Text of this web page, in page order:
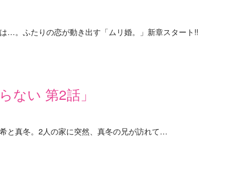
…。ふたりの恋が動き出す「ムリ婚。」新章スタート!!
ない 第2話」
と真冬。2人の家に突然、真冬の兄が訪れて…